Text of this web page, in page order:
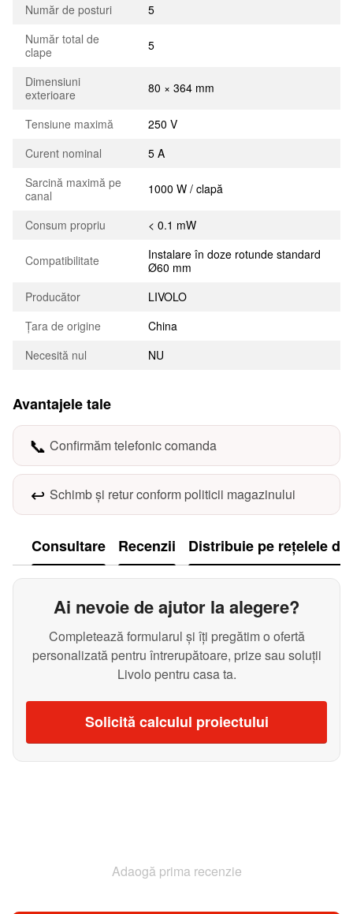
Număr de posturi
5
Număr total de
clape
5
Dimensiuni
exterioare
80 × 364 mm
Tensiune maximă
250 V
Curent nominal
5 A
Sarcină maximă pe
canal
1000 W / clapă
Consum propriu < 0.1 mW
Compatibilitate
Instalare în doze rotunde standard
Ø60 mm
Producător
LIVOLO
Țara de origine
China
Necesită nul
NU
Avantajele tale
📞 Confirmăm telefonic comanda
↩️ Schimb și retur conform politicii magazinului
Consultare Recenzii Distribuie pe rețelele
Ai nevoie de ajutor la alegere?
Completează formularul și îți pregătim o ofertă
personalizată pentru întrerupătoare, prize sau soluții
Livolo pentru casa ta.
Solicită calculul proiectului
Adaogă prima recenzie